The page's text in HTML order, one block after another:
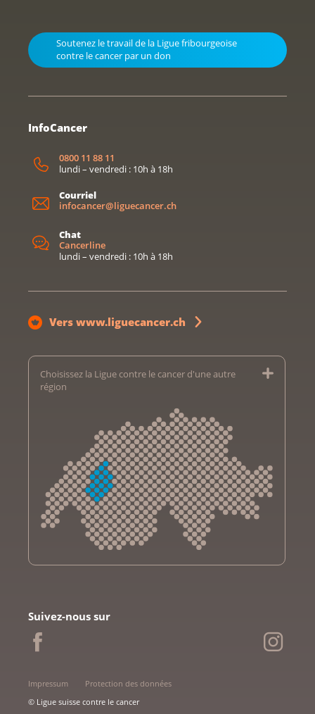
Soutenez le travail de la Ligue fribourgeoise
contre le cancer par un don
InfoCancer
0800 11 88 11
lundi – vendredi : 10h à 18h
Courriel
infocancer@liguecancer.ch
Chat
Cancerline
lundi – vendredi : 10h à 18h
Vers www.liguecancer.ch
Choisissez la Ligue contre le cancer d'une autre
région
Ligue bernoise contre le cancer
Ligue fribourgeoise contre le cancer
Krebsliga Graubünden
Ligue jurassienne contre le cancer
Suivez-nous sur
Impressum
Protection des données
© Ligue suisse contre le cancer